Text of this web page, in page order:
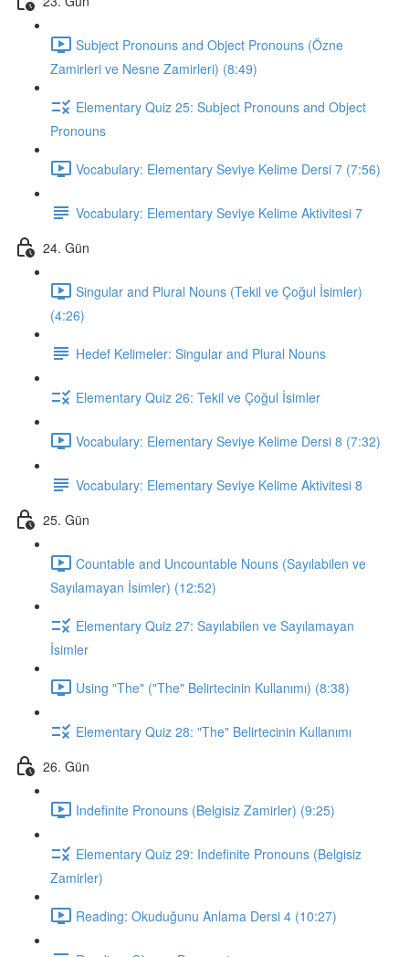
Subject Pronouns and Object Pronouns (Özne
Zamirleri ve Nesne Zamirleri) (8:49)
Elementary Quiz 25: Subject Pronouns and Object
Pronouns
Vocabulary: Elementary Seviye Kelime Dersi 7 (7:56)
Vocabulary: Elementary Seviye Kelime Aktivitesi 7
24. Gün
Singular and Plural Nouns (Tekil ve Çoğul İsimler)
(4:26)
Hedef Kelimeler: Singular and Plural Nouns
Elementary Quiz 26: Tekil ve Çoğul İsimler
Vocabulary: Elementary Seviye Kelime Dersi 8 (7:32)
Vocabulary: Elementary Seviye Kelime Aktivitesi 8
25. Gün
Countable and Uncountable Nouns (Sayılabilen ve
Sayılamayan İsimler) (12:52)
Elementary Quiz 27: Sayılabilen ve Sayılamayan
İsimler
Using "The" ("The" Belirtecinin Kullanımı) (8:38)
Elementary Quiz 28: "The" Belirtecinin Kullanımı
26. Gün
Indefinite Pronouns (Belgisiz Zamirler) (9:25)
Elementary Quiz 29: Indefinite Pronouns (Belgisiz
Zamirler)
Reading: Okuduğunu Anlama Dersi 4 (10:27)